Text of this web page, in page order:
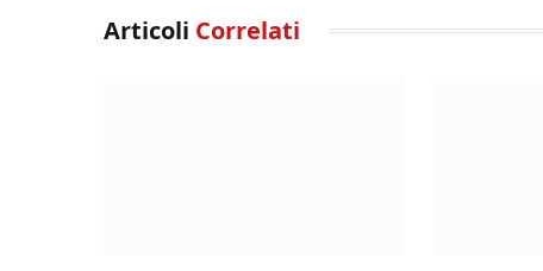
Articoli Correlati